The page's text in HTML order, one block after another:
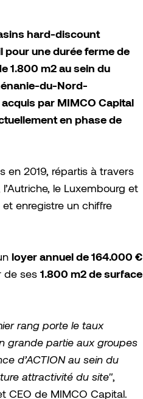
hard-discount
pour une durée ferme de
1.800 m2 au sein du
du-Nord-
par MIMCO Capital
en phase de
en 2019, répartis à travers
l’Autriche, le Luxembourg et
enregistre un chiffre
loyer annuel de 164.000 €
de ses 1.800 m2 de surface
rang porte le taux
grande partie aux groupes
d’ACTION au sein du
attractivité du site",
CEO de MIMCO Capital.